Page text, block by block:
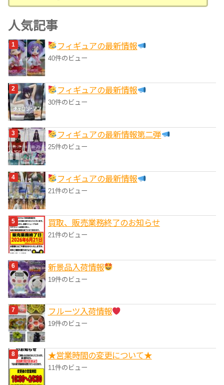
テ
ゴ
リ
ー
人気記事
フィギュアの最新情報
40件のビュー
フィギュアの最新情報
30件のビュー
フィギュアの最新情報第二弾
25件のビュー
フィギュアの最新情報
21件のビュー
買取、販売業務終了のお知らせ
21件のビュー
‎新景品入荷情報
19件のビュー
フルーツ入荷情報
19件のビュー
★営業時間の変更について★
11件のビュー